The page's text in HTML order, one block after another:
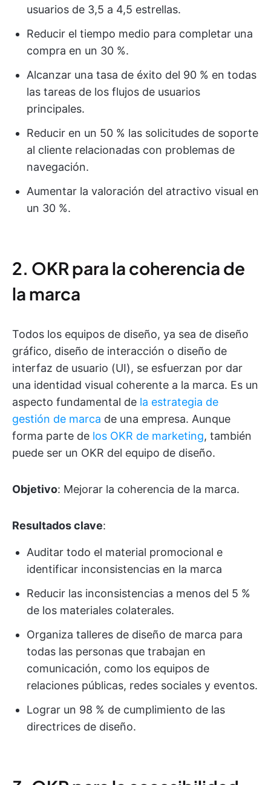
usuarios de 3,5 a 4,5 estrellas.
Reducir el tiempo medio para completar una
compra en un 30 %.
Alcanzar una tasa de éxito del 90 % en todas
las tareas de los flujos de usuarios
principales.
Reducir en un 50 % las solicitudes de soporte
al cliente relacionadas con problemas de
navegación.
Aumentar la valoración del atractivo visual en
un 30 %.
2. OKR para la coherencia de
la marca
Todos los equipos de diseño, ya sea de diseño
gráfico, diseño de interacción o diseño de
interfaz de usuario (UI), se esfuerzan por dar
una identidad visual coherente a la marca. Es un
aspecto fundamental de la estrategia de
gestión de marca de una empresa. Aunque
forma parte de los OKR de marketing, también
puede ser un OKR del equipo de diseño.
Objetivo: Mejorar la coherencia de la marca.
Resultados clave:
Auditar todo el material promocional e
identificar inconsistencias en la marca
Reducir las inconsistencias a menos del 5 %
de los materiales colaterales.
Organiza talleres de diseño de marca para
todas las personas que trabajan en
comunicación, como los equipos de
relaciones públicas, redes sociales y eventos.
Lograr un 98 % de cumplimiento de las
directrices de diseño.